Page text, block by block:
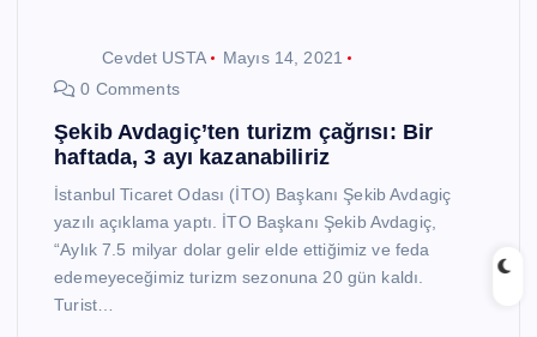
Cevdet USTA
Mayıs 14, 2021
0 Comments
Şekib Avdagiç’ten turizm çağrısı: Bir
haftada, 3 ayı kazanabiliriz
İstanbul Ticaret Odası (İTO) Başkanı Şekib Avdagiç
yazılı açıklama yaptı. İTO Başkanı Şekib Avdagiç,
“Aylık 7.5 milyar dolar gelir elde ettiğimiz ve feda
edemeyeceğimiz turizm sezonuna 20 gün kaldı.
Turist…